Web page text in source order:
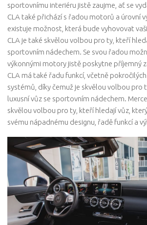
sportovnímu interiéru jistě zaujme, ať se
CLA také přichází s řadou motorů a úrovní
existuje možnost, která bude vyhovovat
CLA je také skvělou volbou pro ty, kteří
sportovním nádechem. Se svou řadou
výkonnými motory jistě poskytne příjemný
CLA má také řadu funkcí, včetně
systémů, díky čemuž je skvělou volbou pro
luxusní vůz se sportovním nádechem.
skvělou volbou pro ty, kteří hledají vůz,
svému nápadnému designu, řadě funkcí a